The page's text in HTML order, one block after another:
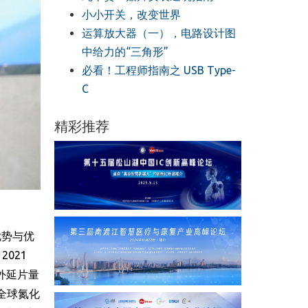
与优
延片量
球氮化
小小开关，改变世界
运算放大器（一），电路设计图
中给力的“三角形”
必看！工程师指南之 USB Type-
C
精彩推荐